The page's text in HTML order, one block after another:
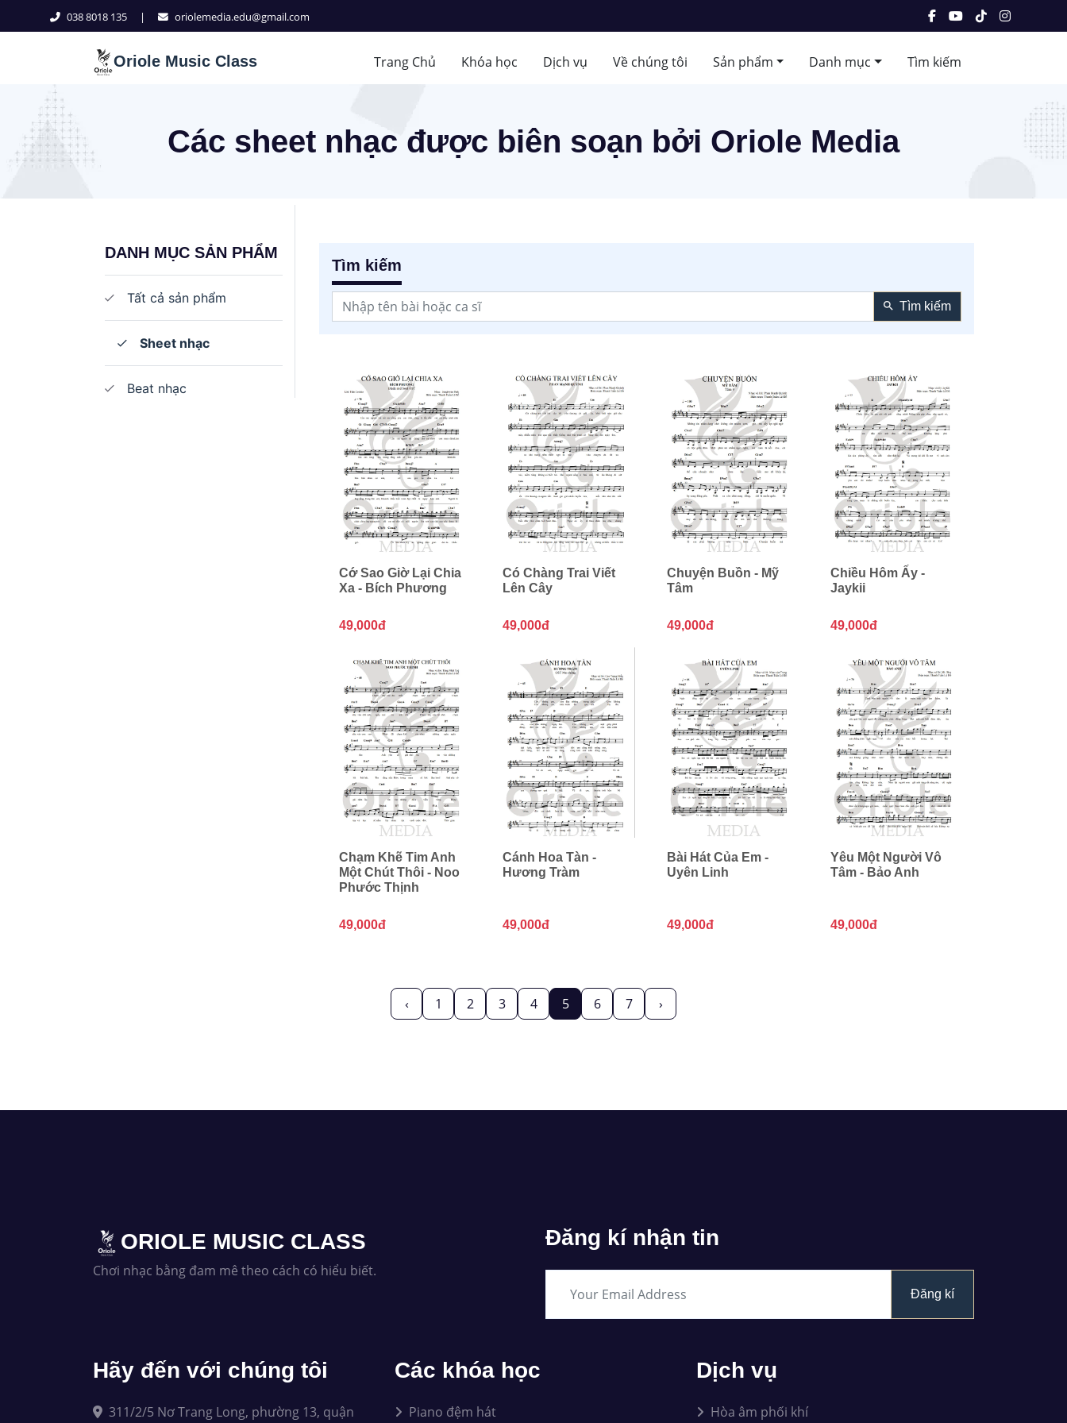
038 8018 135 | oriolemedia.edu@gmail.com
Oriole Music Class Trang Chủ Khóa học Dịch vụ Về chúng tôi Sản phẩm Danh mục Tìm kiếm
Các sheet nhạc được biên soạn bởi Oriole Media
DANH MỤC SẢN PHẨM
Tất cả sản phẩm
Sheet nhạc
Beat nhạc
Tìm kiếm
Tìm kiếm
Cớ Sao Giờ Lại Chia
Xa - Bích Phương
49,000đ
Có Chàng Trai Viết
Lên Cây
49,000đ
Chuyện Buồn - Mỹ
Tâm
49,000đ
Chiều Hôm Ấy -
Jaykii
49,000đ
Chạm Khẽ Tim Anh
Một Chút Thôi - Noo
Phước Thịnh
49,000đ
Cánh Hoa Tàn -
Hương Tràm
49,000đ
Bài Hát Của Em -
Uyên Linh
49,000đ
Yêu Một Người Vô
Tâm - Bảo Anh
49,000đ
‹ 1 2 3 4 5 6 7 ›
ORIOLE MUSIC CLASS
Chơi nhạc bằng đam mê theo cách có hiểu biết.
Đăng kí nhận tin
Đăng kí
Hãy đến với chúng tôi
311/2/5 Nơ Trang Long, phường 13, quận
Các khóa học
Piano đệm hát
Dịch vụ
Hòa âm phối khí